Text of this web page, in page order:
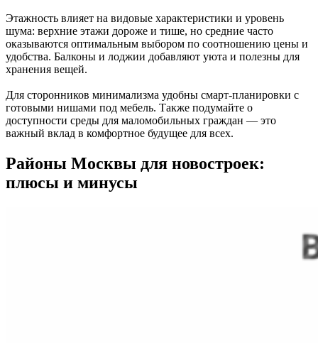
Этажность влияет на видовые характеристики и уровень
шума: верхние этажи дороже и тише, но средние часто
оказываются оптимальным выбором по соотношению цены и
удобства. Балконы и лоджии добавляют уюта и полезны для
хранения вещей.
Для сторонников минимализма удобны смарт-планировки с
готовыми нишами под мебель. Также подумайте о
доступности среды для маломобильных граждан — это
важный вклад в комфортное будущее для всех.
Районы Москвы для новостроек:
плюсы и минусы